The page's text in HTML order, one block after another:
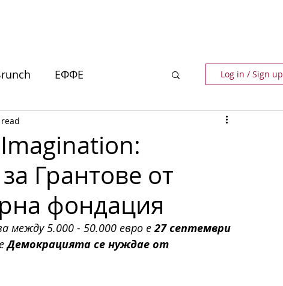
ЕФФЕ Log in / Sign up
Грантове от
фондация
между 5.000 - 50.000 евро е 27 септември
Демокрацията се нуждае от